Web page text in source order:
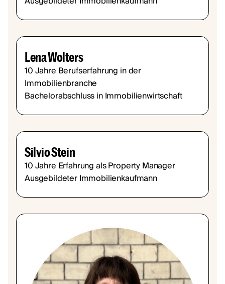
Lena Wolters
10 Jahre Berufserfahrung in der
Immobilienbranche
Bachelorabschluss in Immobilienwirtschaft
Silvio Stein
10 Jahre Erfahrung als Property Manager
Ausgebildeter Immobilienkaufmann